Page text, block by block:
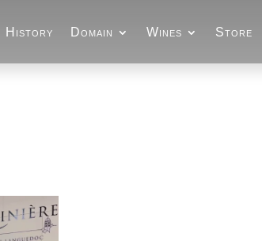
History Domain Wines Store